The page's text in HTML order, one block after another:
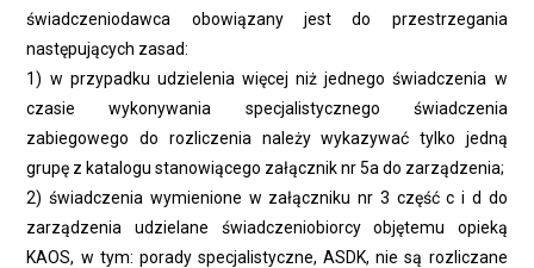
świadczeniodawca obowiązany jest do przestrzegania
następujących zasad:
1) w przypadku udzielenia więcej niż jednego świadczenia w
czasie wykonywania specjalistycznego świadczenia
zabiegowego do rozliczenia należy wykazywać tylko jedną
grupę z katalogu stanowiącego załącznik nr 5a do zarządzenia;
2) świadczenia wymienione w załączniku nr 3 część c i d do
zarządzenia udzielane świadczeniobiorcy objętemu opieką
KAOS, w tym: porady specjalistyczne, ASDK, nie są rozliczane